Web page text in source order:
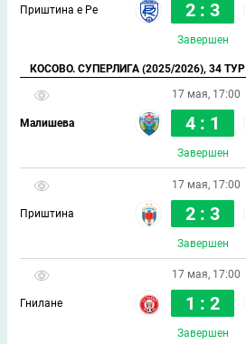
Приштина е Ре 2 : 3
Завершен
КОСОВО. СУПЕРЛИГА (2025/2026), 34 ТУР
17 мая, 17:00
Малишева 4 : 1
Завершен
17 мая, 17:00
Приштина 2 : 3
Завершен
17 мая, 17:00
Гнилане 1 : 2
Завершен